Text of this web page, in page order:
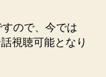
ので、今では
視聴可能となり